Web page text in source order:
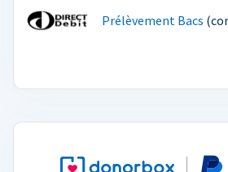
Prélèvement Bacs